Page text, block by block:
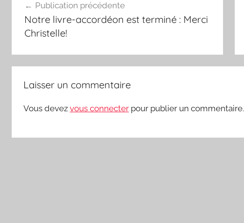
de
l’article
Publication précédente
Notre livre-accordéon est terminé : Merci
Christelle!
Laisser un commentaire
Vous devez vous connecter pour publier un commentaire.